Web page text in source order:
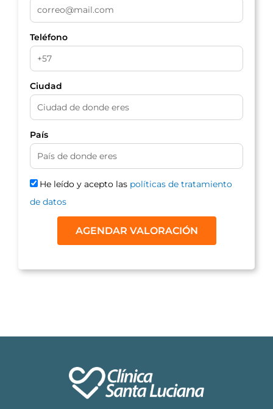
Teléfono
Ciudad
País
He leído y acepto las políticas de tratamiento
de datos
AGENDAR VALORACIÓN